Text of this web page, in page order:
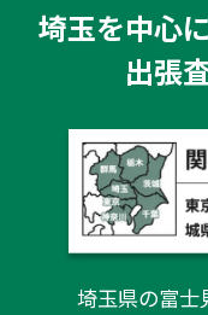
埼玉を中心
出張
埼玉県の富士